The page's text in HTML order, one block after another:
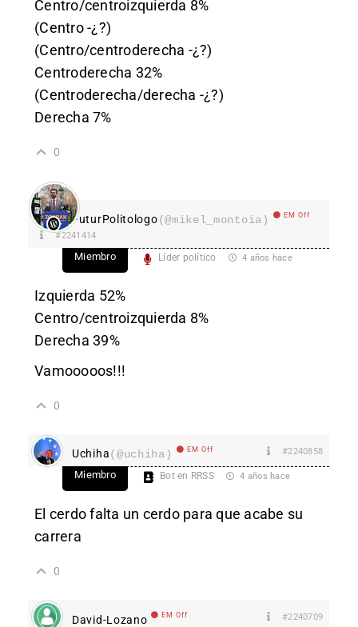
Centro/centroizquierda 8%
(Centro -¿?)
(Centro/centroderecha -¿?)
Centroderecha 32%
(Centroderecha/derecha -¿?)
Derecha 7%
0
FuturPolitologo(@mikel_montoia) EM Off
#2241414
Miembro Líder político 4 años hace
Izquierda 52%
Centro/centroizquierda 8%
Derecha 39%
Vamooooos!!!
0
Uchiha(@uchiha) EM Off #2240858
Miembro Bot en RRSS 4 años hace
El cerdo falta un cerdo para que acabe su
carrera
0
David-Lozano EM Off #2240709